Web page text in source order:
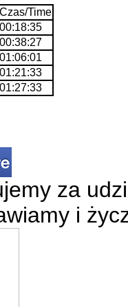
Czas/Time
00:18:35
00:38:27
01:06:01
01:21:33
01:27:33
za
i